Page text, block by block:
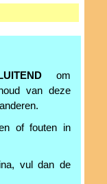
om
van deze
of fouten in
vul dan de